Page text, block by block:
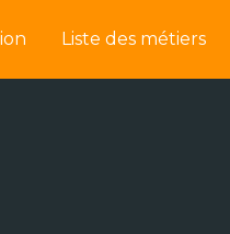
Liste des métiers